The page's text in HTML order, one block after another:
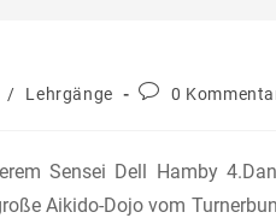
/ Lehrgänge
Beitrags-
0
Sensei Dell Hamby
Aikido-Dojo vom